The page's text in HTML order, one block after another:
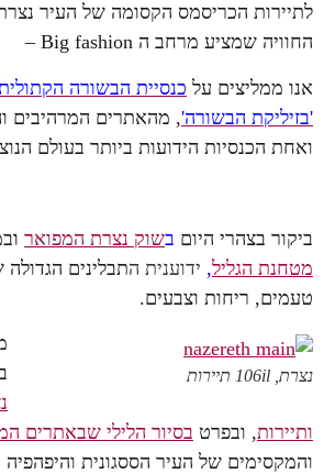
לתיירות הכריסמס הקסומה של העיר
החוויה שמציע מרחב ה Big fashion –
אנו ממליצים על כנסיית הבשורה
'בזיליקת הבשורה', מהאתרים המרהיבים
ואחת הכנסיות הידועות ביותר בעולם
ביקור בצהרי היום בשוק נצרת המפואר ו
מטחנת הגליל, ידוענית התבלינים הגדולה
טעמים, ריחות וצבעים.
נצרת, 106il תיירות
ותיירות, ובפרט בסיור הלילי שבאתרים
והמקסימים של העיר הססגונית